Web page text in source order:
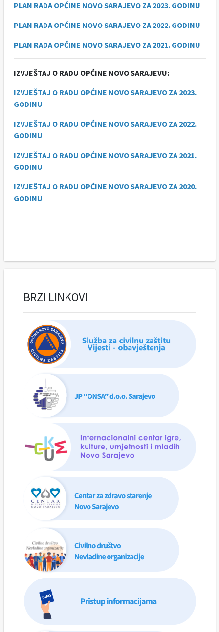
PLAN RADA OPĆINE NOVO SARAJEVO ZA 2023. GODINU
PLAN RADA OPĆINE NOVO SARAJEVO ZA 2022. GODINU
PLAN RADA OPĆINE NOVO SARAJEVO ZA 2021. GODINU
IZVJEŠTAJ O RADU OPĆINE NOVO SARAJEVU:
IZVJEŠTAJ O RADU OPĆINE NOVO SARAJEVO ZA 2023.
GODINU
IZVJEŠTAJ O RADU OPĆINE NOVO SARAJEVO ZA 2022.
GODINU
IZVJEŠTAJ O RADU OPĆINE NOVO SARAJEVO ZA 2021.
GODINU
IZVJEŠTAJ O RADU OPĆINE NOVO SARAJEVO ZA 2020.
GODINU
BRZI LINKOVI